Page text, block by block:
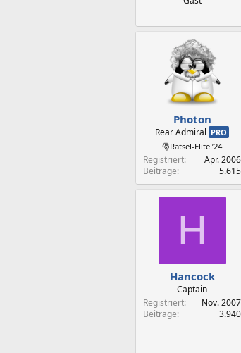
Photon
Rear Admiral PRO
🎅Rätsel-Elite ’24
Registriert
Apr. 2006
Beiträge
5.615
H
Hancock
Captain
Registriert
Nov. 2007
Beiträge
3.940